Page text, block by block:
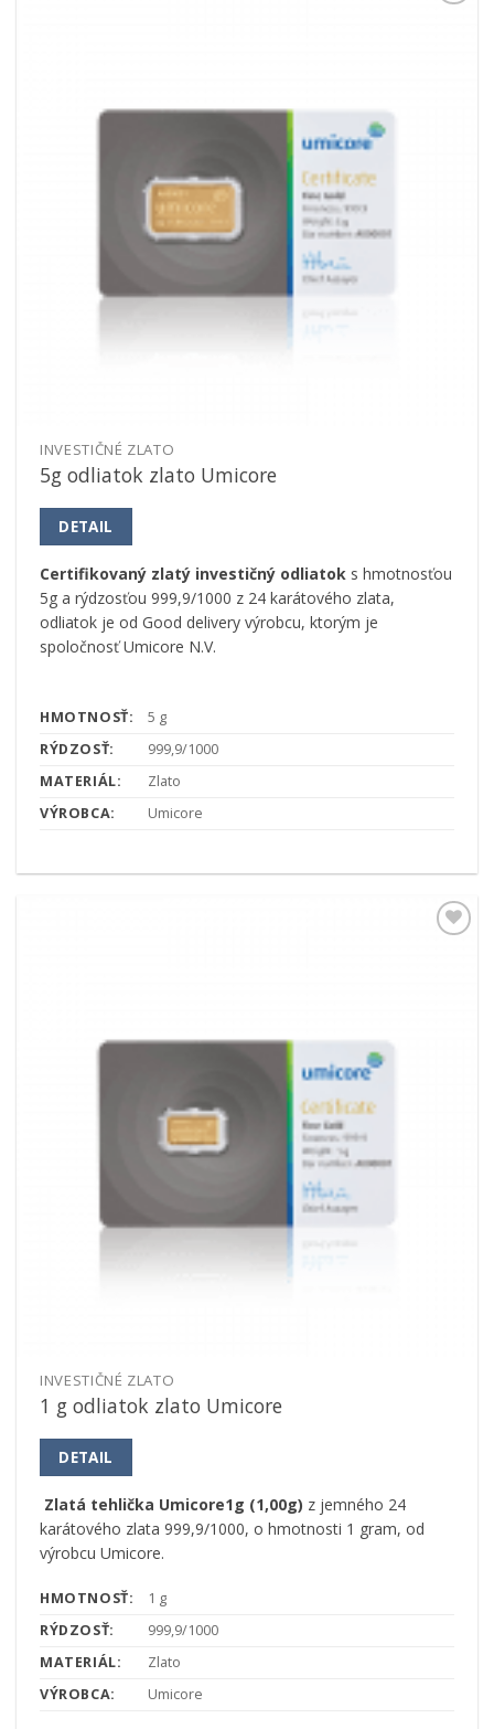
INVESTIČNÉ ZLATO
5g odliatok zlato Umicore
DETAIL
Certifikovaný zlatý investičný odliatok s hmotnosťou
5g a rýdzosťou 999,9/1000 z 24 karátového zlata,
odliatok je od Good delivery výrobcu, ktorým je
spoločnosť Umicore N.V.
HMOTNOSŤ:
5 g
RÝDZOSŤ:
999,9/1000
MATERIÁL:
Zlato
VÝROBCA:
Umicore
INVESTIČNÉ ZLATO
1 g odliatok zlato Umicore
DETAIL
Zlatá tehlička Umicore1g (1,00g) z jemného 24
karátového zlata 999,9/1000, o hmotnosti 1 gram, od
výrobcu Umicore.
HMOTNOSŤ:
1 g
RÝDZOSŤ:
999,9/1000
MATERIÁL:
Zlato
VÝROBCA:
Umicore